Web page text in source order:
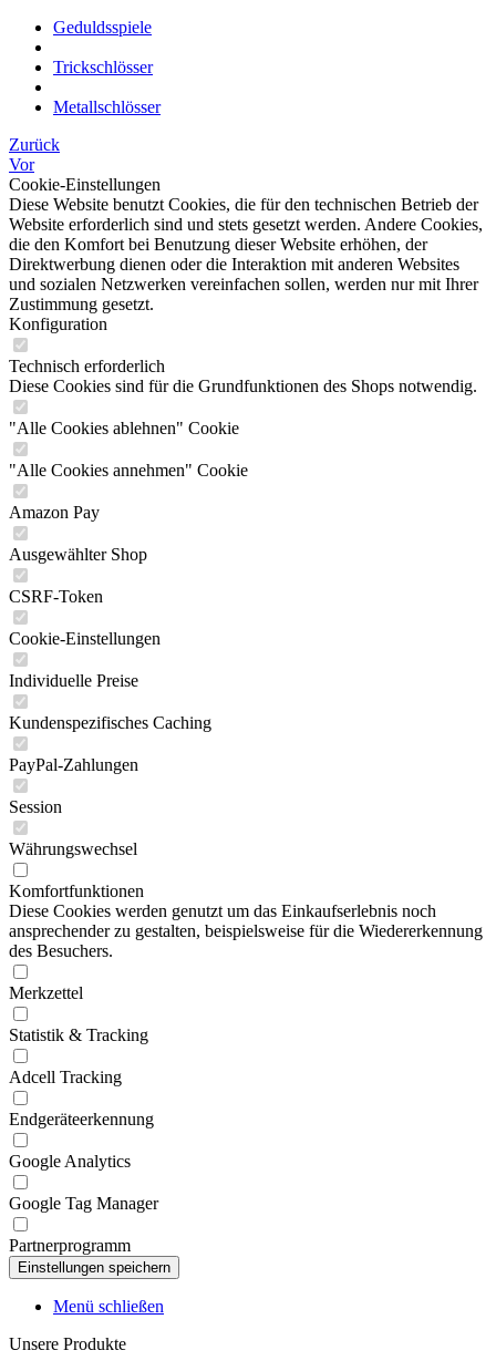
Geduldsspiele
Trickschlösser
Metallschlösser
Zurück
Vor
Cookie-Einstellungen
Diese Website benutzt Cookies, die für den technischen Betrieb der
Website erforderlich sind und stets gesetzt werden. Andere Cookies,
die den Komfort bei Benutzung dieser Website erhöhen, der
Direktwerbung dienen oder die Interaktion mit anderen Websites
und sozialen Netzwerken vereinfachen sollen, werden nur mit Ihrer
Zustimmung gesetzt.
Konfiguration
Technisch erforderlich
Diese Cookies sind für die Grundfunktionen des Shops notwendig.
"Alle Cookies ablehnen" Cookie
"Alle Cookies annehmen" Cookie
Amazon Pay
Ausgewählter Shop
CSRF-Token
Cookie-Einstellungen
Individuelle Preise
Kundenspezifisches Caching
PayPal-Zahlungen
Session
Währungswechsel
Komfortfunktionen
Diese Cookies werden genutzt um das Einkaufserlebnis noch
ansprechender zu gestalten, beispielsweise für die Wiedererkennung
des Besuchers.
Merkzettel
Statistik & Tracking
Adcell Tracking
Endgeräteerkennung
Google Analytics
Google Tag Manager
Partnerprogramm
Menü schließen
Unsere Produkte